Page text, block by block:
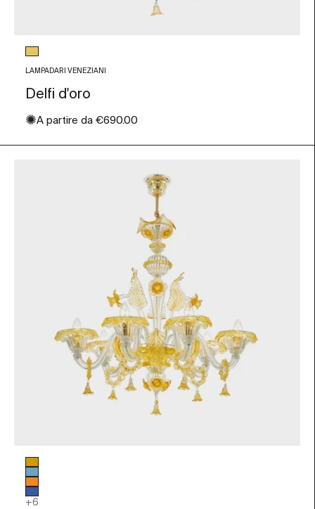
Colore vetro
Foglia Oro
LAMPADARI VENEZIANI
Delfi d'oro
✺Prezzo scontato
A partire da €690.00
Colore vetro
Ambra
Azzurro
Arancio
Blu
+6